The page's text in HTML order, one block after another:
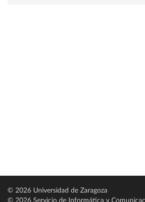
© 2026 Universidad de Zaragoza
© 2026 Servicio de Informática y